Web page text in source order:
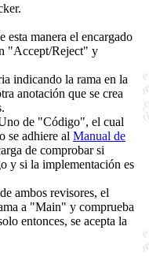
manera el encargado
"Accept/Reject" y
indicando la rama en la
anotación que se crea
de "Código", el cual
se adhiere al Manual de
de comprobar si
y si la implementación es
ambos revisores, el
a "Main" y comprueba
entonces, se acepta la